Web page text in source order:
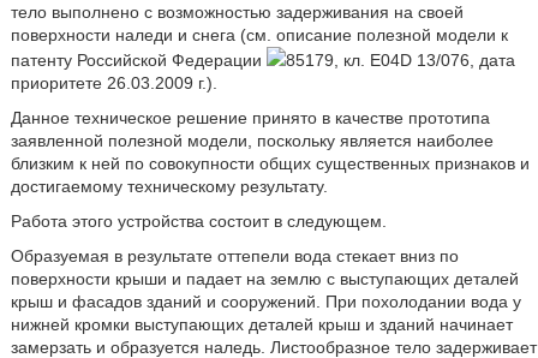
тело выполнено с возможностью задерживания на своей
поверхности наледи и снега (см. описание полезной модели к
патенту Российской Федерации
85179, кл. E04D 13/076, дата
приоритете 26.03.2009 г.).
Данное техническое решение принято в качестве прототипа
заявленной полезной модели, поскольку является наиболее
близким к ней по совокупности общих существенных признаков и
достигаемому техническому результату.
Работа этого устройства состоит в следующем.
Образуемая в результате оттепели вода стекает вниз по
поверхности крыши и падает на землю с выступающих деталей
крыш и фасадов зданий и сооружений. При похолодании вода у
нижней кромки выступающих деталей крыш и зданий начинает
замерзать и образуется наледь. Листообразное тело задерживает